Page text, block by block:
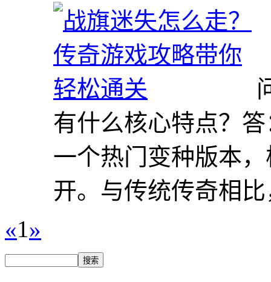
有什么核心特点？
一个热门变种版本
开。与传统传奇相
«1»